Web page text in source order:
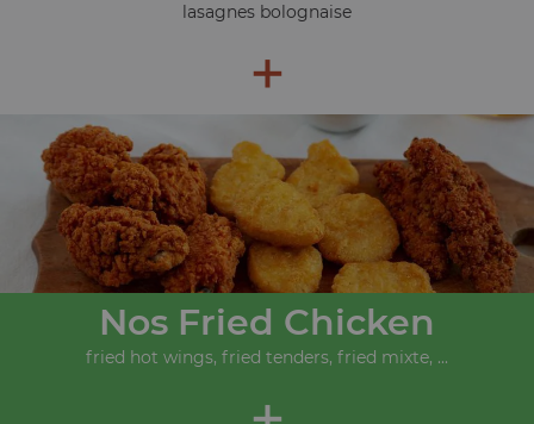
lasagnes bolognaise
+
Nos Fried Chicken
fried hot wings, fried tenders, fried mixte, ...